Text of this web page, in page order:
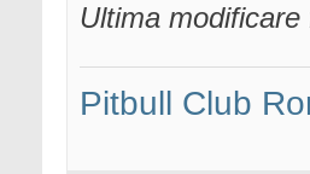
Ultima
Pitbull Club